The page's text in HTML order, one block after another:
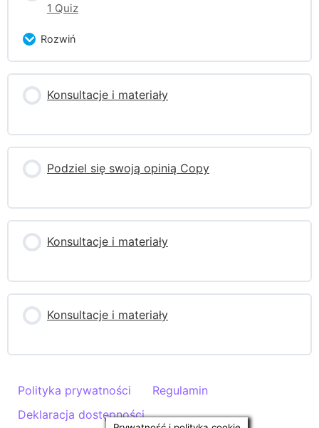
1 Quiz
Rozwiń
Zagadnienie Content
Konsultacje i materiały
Podziel się swoją opinią Copy
Konsultacje i materiały
Konsultacje i materiały
Polityka prywatności
Regulamin
Deklaracja dostępności